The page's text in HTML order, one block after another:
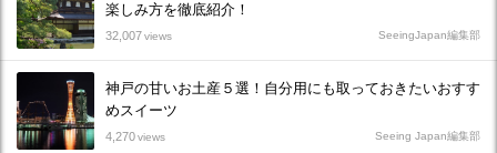
楽しみ方を徹底紹介！
32,007views SeeingJapan編集部
神戸の甘いお土産５選！自分用にも取っておきたいおすす
めスイーツ
4,270views Seeing Japan編集部